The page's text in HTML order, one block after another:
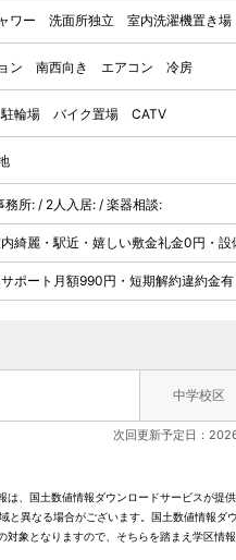
ワー 洗面所独立 室内洗濯機置き場
ン 南西向き エアコン 冷房
駐輪場 バイク置場 CATV
務所: / 2人入居: / 楽器相談:
綺麗・駅近・嬉しい敷金礼金0円・設
ポート月額990円・短期解約違約金有
中学校区
次回更新予定日：
、国土数値情報ダウンロードサービスが提
と異なる場合がございます。国土数値情報
象となりますので、そちらを踏まえ学区情報